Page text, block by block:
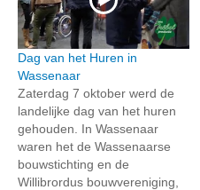
Dag van het Huren in
Wassenaar
Zaterdag 7 oktober werd de
landelijke dag van het huren
gehouden. In Wassenaar
waren het de Wassenaarse
bouwstichting en de
Willibrordus bouwvereniging,